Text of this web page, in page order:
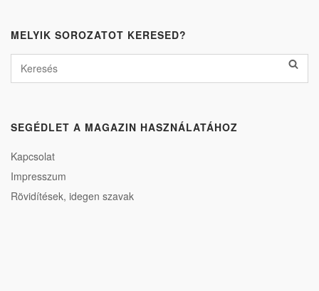
MELYIK SOROZATOT KERESED?
SEGÉDLET A MAGAZIN HASZNÁLATÁHOZ
Kapcsolat
Impresszum
Rövidítések, idegen szavak